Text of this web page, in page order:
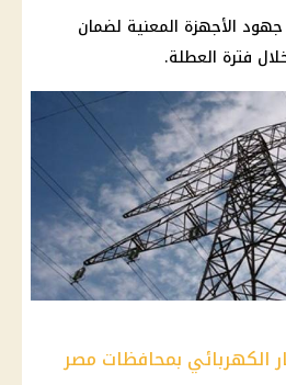
الأجهزة المعنية لضمان
فترة العطلة.
الكهربائي بمحافظات مصر